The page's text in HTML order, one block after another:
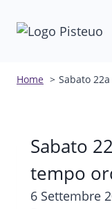
Home Sabato
Sabato
tempo
6 Settembre